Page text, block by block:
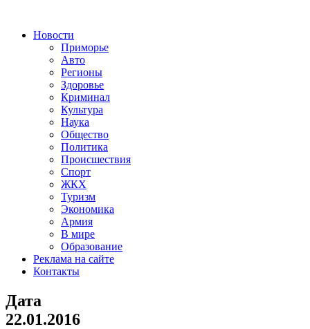
Новости
Приморье
Авто
Регионы
Здоровье
Криминал
Культура
Наука
Общество
Политика
Происшествия
Спорт
ЖКХ
Туризм
Экономика
Армия
В мире
Образование
Реклама на сайте
Контакты
Дата
22.01.2016